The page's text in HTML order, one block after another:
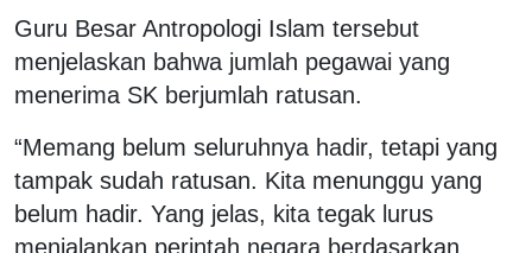
Guru Besar Antropologi Islam tersebut
menjelaskan bahwa jumlah pegawai yang
menerima SK berjumlah ratusan.
“Memang belum seluruhnya hadir, tetapi yang
tampak sudah ratusan. Kita menunggu yang
belum hadir. Yang jelas, kita tegak lurus
menjalankan perintah negara berdasarkan